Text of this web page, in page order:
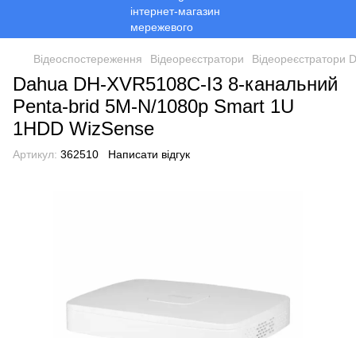
Відеоспостереження Відеореєстратори Відеореєстратори
Dahua DH-XVR5108C-I3 8-канальний
Penta-brid 5M-N/1080p Smart 1U
1HDD WizSense
Артикул: 362510 Написати відгук